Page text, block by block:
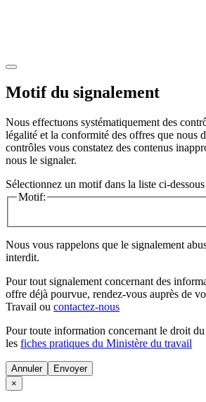
Motif du signalement
Nous effectuons systématiquement des
légalité et la conformité des offres que nous
contrôles vous constatez des contenus
nous le signaler.
Sélectionnez un motif dans la liste ci-dessous
Motif:
Nous vous rappelons que le signalement
interdit.
Pour tout signalement concernant des
offre déjà pourvue, rendez-vous auprès de
Travail ou contactez-nous
Pour toute information concernant le droit
les fiches pratiques du Ministère du travail
Annuler
×